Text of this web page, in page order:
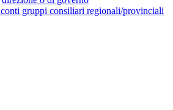
gruppi consiliari regionali/provinciali